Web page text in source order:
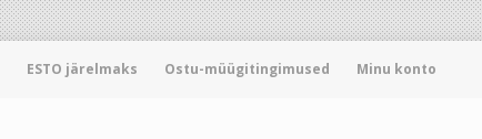
ESTO järelmaks Ostu-müügitingimused Minu konto